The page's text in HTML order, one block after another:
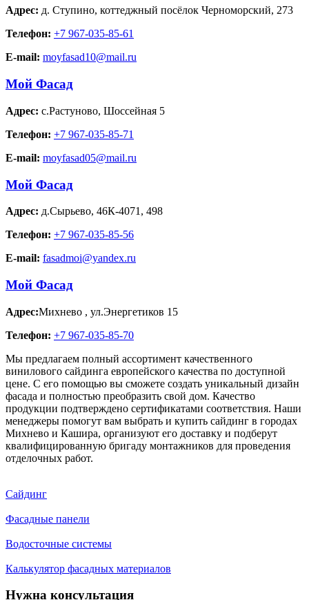
Адрес: д. Ступино, коттеджный посёлок Черноморский, 273
Телефон: +7 967-035-85-61
E-mail: moyfasad10@mail.ru
Мой Фасад
Адрес: с.Растуново, Шоссейная 5
Телефон: +7 967-035-85-71
E-mail: moyfasad05@mail.ru
Мой Фасад
Адрес: д.Сырьево, 46К-4071, 498
Телефон: +7 967-035-85-56
E-mail: fasadmoi@yandex.ru
Мой Фасад
Адрес:Михнево , ул.Энергетиков 15
Телефон: +7 967-035-85-70
Мы предлагаем полный ассортимент качественного
винилового сайдинга европейского качества по доступной
цене. С его помощью вы сможете создать уникальный дизайн
фасада и полностью преобразить свой дом. Качество
продукции подтверждено сертификатами соответствия. Наши
менеджеры помогут вам выбрать и купить сайдинг в городах
Михнево и Кашира, организуют его доставку и подберут
квалифицированную бригаду монтажников для проведения
отделочных работ.
Сайдинг
Фасадные панели
Водосточные системы
Калькулятор фасадных материалов
Нужна консультация